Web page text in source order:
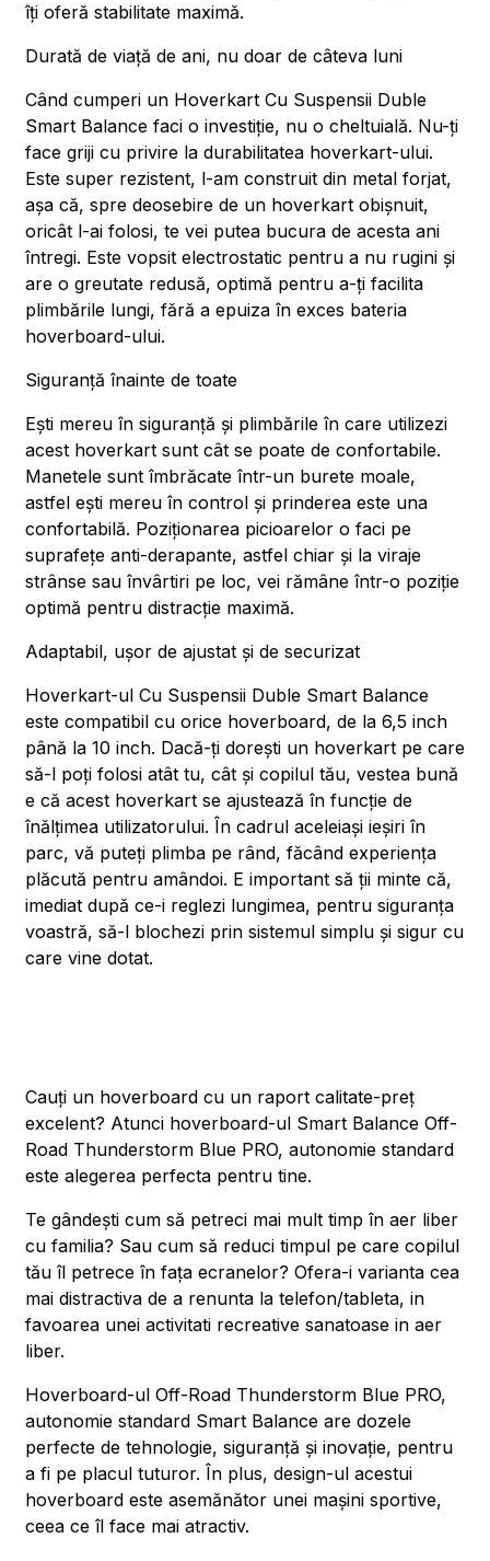
îți oferă stabilitate maximă.
Durată de viață de ani, nu doar de câteva luni
Când cumperi un Hoverkart Cu Suspensii Duble
Smart Balance faci o investiție, nu o cheltuială. Nu-ți
face griji cu privire la durabilitatea hoverkart-ului.
Este super rezistent, l-am construit din metal forjat,
așa că, spre deosebire de un hoverkart obișnuit,
oricât l-ai folosi, te vei putea bucura de acesta ani
întregi. Este vopsit electrostatic pentru a nu rugini și
are o greutate redusă, optimă pentru a-ți facilita
plimbările lungi, fără a epuiza în exces bateria
hoverboard-ului.
Siguranță înainte de toate
Ești mereu în siguranță și plimbările în care utilizezi
acest hoverkart sunt cât se poate de confortabile.
Manetele sunt îmbrăcate într-un burete moale,
astfel ești mereu în control și prinderea este una
confortabilă. Poziționarea picioarelor o faci pe
suprafețe anti-derapante, astfel chiar și la viraje
strânse sau învârtiri pe loc, vei rămâne într-o poziție
optimă pentru distracție maximă.
Adaptabil, ușor de ajustat și de securizat
Hoverkart-ul Cu Suspensii Duble Smart Balance
este compatibil cu orice hoverboard, de la 6,5 inch
până la 10 inch. Dacă-ți dorești un hoverkart pe care
să-l poți folosi atât tu, cât și copilul tău, vestea bună
e că acest hoverkart se ajustează în funcție de
înălțimea utilizatorului. În cadrul aceleiași ieșiri în
parc, vă puteți plimba pe rând, făcând experiența
plăcută pentru amândoi. E important să ții minte că,
imediat după ce-i reglezi lungimea, pentru siguranța
voastră, să-l blochezi prin sistemul simplu și sigur cu
care vine dotat.
Cauți un hoverboard cu un raport calitate-preț
excelent? Atunci hoverboard-ul Smart Balance Off-
Road Thunderstorm Blue PRO, autonomie standard
este alegerea perfecta pentru tine.
Te gândești cum să petreci mai mult timp în aer liber
cu familia? Sau cum să reduci timpul pe care copilul
tău îl petrece în fața ecranelor? Ofera-i varianta cea
mai distractiva de a renunta la telefon/tableta, in
favoarea unei activitati recreative sanatoase in aer
liber.
Hoverboard-ul Off-Road Thunderstorm Blue PRO,
autonomie standard Smart Balance are dozele
perfecte de tehnologie, siguranță și inovație, pentru
a fi pe placul tuturor. În plus, design-ul acestui
hoverboard este asemănător unei mașini sportive,
ceea ce îl face mai atractiv.